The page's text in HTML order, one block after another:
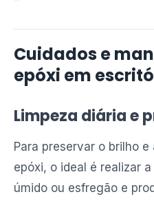
Cuidados e
epóxi em
Limpeza diária e
Para preservar o brilho
epóxi, o ideal é realizar
úmido ou esfregão e